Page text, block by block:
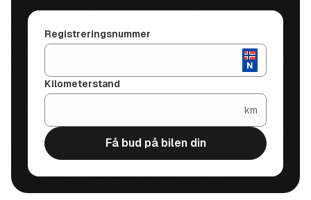
Registreringsnummer
Kilometerstand
km
Få bud på bilen din